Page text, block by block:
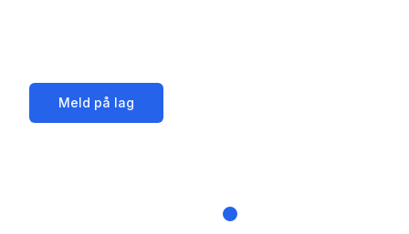
Meld på lag